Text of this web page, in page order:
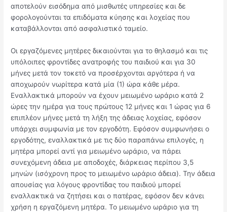
αποτελούν εισόδημα από μισθωτές υπηρεσίες και δε
φορολογούνται τα επιδόματα κύησης και λοχείας που
καταβάλλονται από ασφαλιστικό ταμείο.
Οι εργαζόμενες μητέρες δικαιούνται για το θηλασμό και τις
υπόλοιπες φροντίδες ανατροφής του παιδιού και για 30
μήνες μετά τον τοκετό να προσέρχονται αργότερα ή να
αποχωρούν νωρίτερα κατά μία (1) ώρα κάθε μέρα.
Εναλλακτικά μπορούν να έχουν μειωμένο ωράριο κατά 2
ώρες την ημέρα για τους πρώτους 12 μήνες και 1 ώρας για 6
επιπλέον μήνες μετά τη λήξη της άδειας λοχείας, εφόσον
υπάρχει συμφωνία με τον εργοδότη. Εφόσον συμφωνήσει ο
εργοδότης, εναλλακτικά με τις δύο παραπάνω επιλογές, η
μητέρα μπορεί αντί για μειωμένο ωράριο, να πάρει
συνεχόμενη άδεια με αποδοχές, διάρκειας περίπου 3,5
μηνών (ισόχρονη προς το μειωμένο ωράριο άδεια). Την άδεια
απουσίας για λόγους φροντίδας του παιδιού μπορεί
εναλλακτικά να ζητήσει και ο πατέρας, εφόσον δεν κάνει
χρήση η εργαζόμενη μητέρα. Το μειωμένο ωράριο για τη